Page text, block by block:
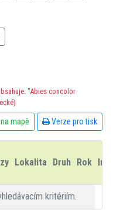
"Abies concolor
mapě Verze pro tisk
Lokalita Druh Rok Info
kritériím.